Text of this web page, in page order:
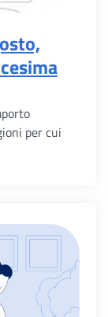
per cui